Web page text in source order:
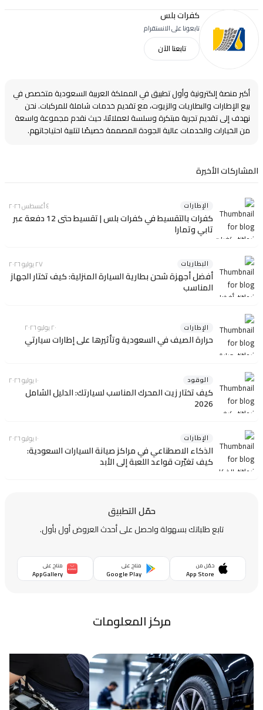
كفرات بلس
تابعونا على الانستقرام
تابعنا الآن
أكبر منصة إلكترونية وأول تطبيق في المملكة العربية السعودية متخصص في
بيع الإطارات والبطاريات والزيوت، مع تقديم خدمات شاملة للمركبات. نحن
نهدف إلى تقديم تجربة مبتكرة وسلسة لعملائنا، حيث نقدم مجموعة واسعة
من الخيارات والخدمات عالية الجودة المصممة خصيصًا لتلبية احتياجاتهم.
المشاركات الأخيرة
الإطارات ٤ أغسطس ٢٠٢٦
كفرات بالتقسيط في كفرات بلس | تقسيط حتى 12 دفعة عبر
تابي وتمارا
البطاريات ٢٧ يوليو ٢٠٢٦
أفضل أجهزة شحن بطارية السيارة المنزلية: كيف تختار الجهاز
المناسب
الإطارات ٢٠ يوليو ٢٠٢٦
حرارة الصيف في السعودية وتأثيرها على إطارات سيارتي
الوقود ١٠ يوليو ٢٠٢٦
كيف تختار زيت المحرك المناسب لسيارتك: الدليل الشامل
2026
الإطارات ١٠ يوليو ٢٠٢٦
الذكاء الاصطناعي في مراكز صيانة السيارات السعودية:
كيف تغيّرت قواعد اللعبة إلى الأبد
حمّل التطبيق
تابع طلباتك بسهولة واحصل على أحدث العروض أول بأول.
حمّل من
App Store
متاح على
Google Play
متاح على
AppGallery
مركز المعلومات